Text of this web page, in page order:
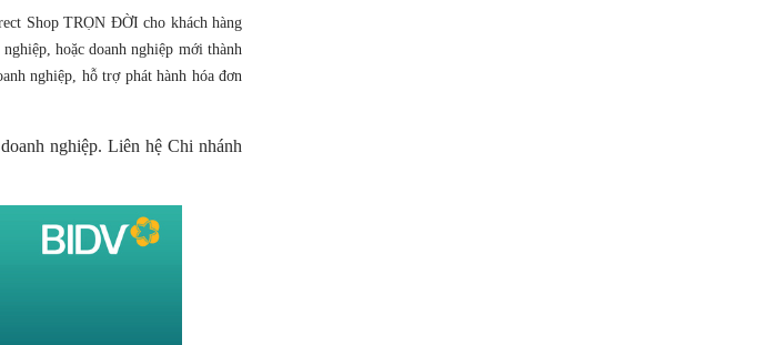
Shop TRỌN ĐỜI cho khách hàng
hoặc doanh nghiệp mới thành
nghiệp, hỗ trợ phát hành hóa đơn
nghiệp. Liên hệ Chi nhánh